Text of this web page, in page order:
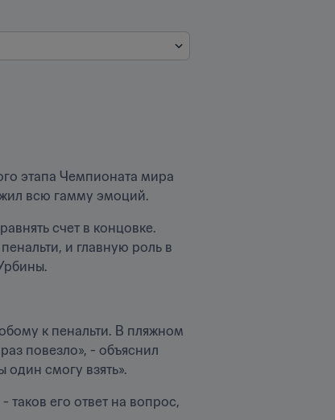
этапа Чемпионата мира
всю гамму эмоций.
счет в концовке.
и главную роль в
к пенальти. В пляжном
повезло», - объяснил
один смогу взять».
таков его ответ на вопрос,